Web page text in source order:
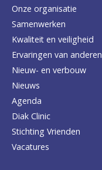
e
r
u
g
n
a
a
Onze organisatie
Samenwerken
Kwaliteit en veiligheid
Ervaringen van anderen
Nieuw- en verbouw
Nieuws
Agenda
Diak Clinic
Stichting Vrienden
Vacatures